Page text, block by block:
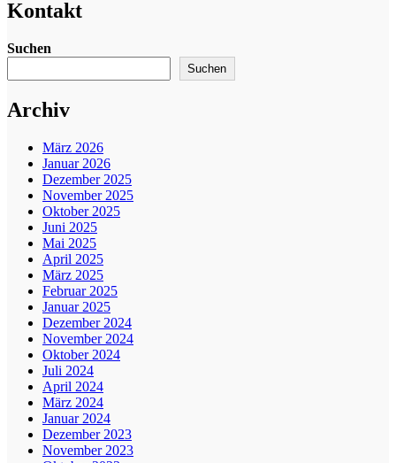
Kontakt
Suchen
Suchen
Archiv
März 2026
Januar 2026
Dezember 2025
November 2025
Oktober 2025
Juni 2025
Mai 2025
April 2025
März 2025
Februar 2025
Januar 2025
Dezember 2024
November 2024
Oktober 2024
Juli 2024
April 2024
März 2024
Januar 2024
Dezember 2023
November 2023